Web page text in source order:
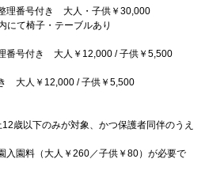
理番号付き 大人・子供￥30,000
にて椅子・テーブルあり
番号付き 大人￥12,000 / 子供￥5,500
大人￥12,000 / 子供￥5,500
歳以下のみが対象、かつ保護者同伴のうえ
入園料（大人￥260／子供￥80）が必要で